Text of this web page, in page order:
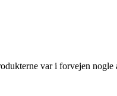
var i forvejen